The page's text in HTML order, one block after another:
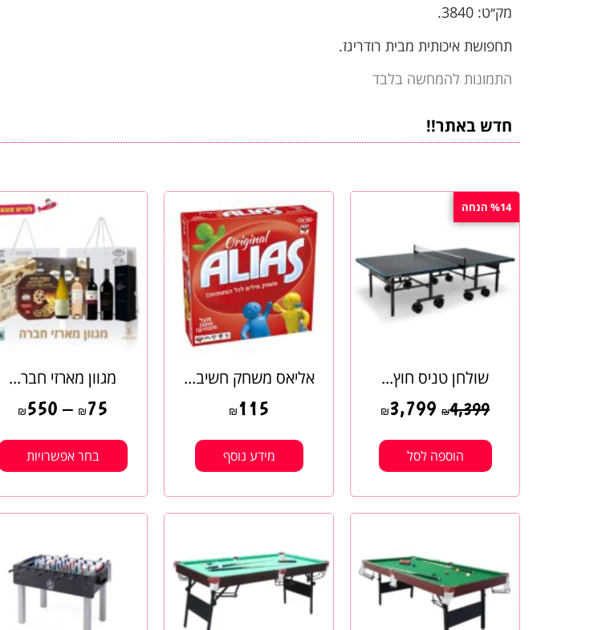
מק׳׳ט: 3840.
תחפושת איכותית מבית רודריגז.
התמונות להמחשה בלבד
חדש באתר!!
%14 הנחה
שולחן טניס חוץ...
₪4,399
₪3,799
הוספה לסל
אליאס משחק חשיב...
₪ 115
מידע נוסף
מגוון מארזי חבר...
₪ 75
–
₪ 550
בחר אפשרויות